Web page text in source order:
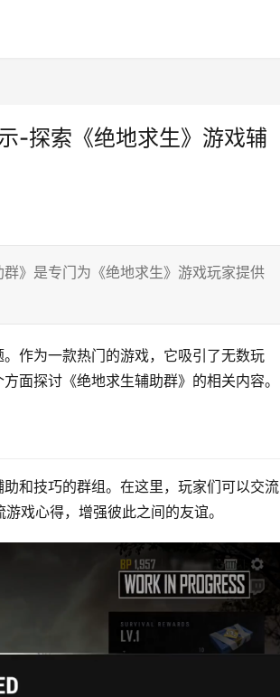
-探索《绝地求生》游戏辅
》是专门为《绝地求生》游戏玩家提供
作为一款热门的游戏，它吸引了无数玩
面探讨《绝地求生辅助群》的相关内容。
和技巧的群组。在这里，玩家们可以交流
戏心得，增强彼此之间的友谊。